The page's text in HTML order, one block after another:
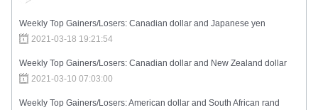
Weekly Top Gainers/Losers: Canadian dollar and Japanese yen
2021-03-18 19:21:54
Weekly Top Gainers/Losers: Canadian dollar and New Zealand dollar
2021-03-10 07:03:00
Weekly Top Gainers/Losers: American dollar and South African rand